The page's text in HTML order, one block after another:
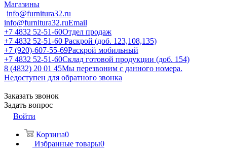
Магазины
info@furnitura32.ru
info@furnitura32.ruEmail
+7 4832 52-51-60Отдел продаж
+7 4832 52-51-60 Раскрой (доб. 123,108,135)
+7 (920)-607-55-69Раскрой мобильный
+7 4832 52-51-60Склад готовой продукции (доб. 154)
8 (4832) 20 01 45Мы перезвоним с данного номера.
Недоступен для обратного звонка
Заказать звонок
Задать вопрос
Войти
Корзина0
Избранные товары0